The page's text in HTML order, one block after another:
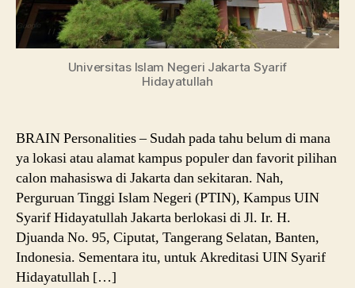
Universitas Islam Negeri Jakarta Syarif
Hidayatullah
BRAIN Personalities – Sudah pada tahu belum di mana
ya lokasi atau alamat kampus populer dan favorit pilihan
calon mahasiswa di Jakarta dan sekitaran. Nah,
Perguruan Tinggi Islam Negeri (PTIN), Kampus UIN
Syarif Hidayatullah Jakarta berlokasi di Jl. Ir. H.
Djuanda No. 95, Ciputat, Tangerang Selatan, Banten,
Indonesia. Sementara itu, untuk Akreditasi UIN Syarif
Hidayatullah […]